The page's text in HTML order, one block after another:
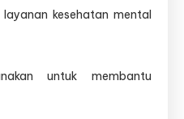
kesehatan mental
untuk membantu